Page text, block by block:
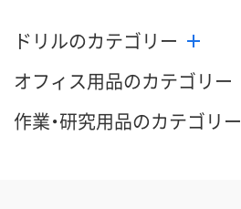
ドリルのカテゴリー
オフィス用品のカテゴリー
作業・研究用品のカテゴリー